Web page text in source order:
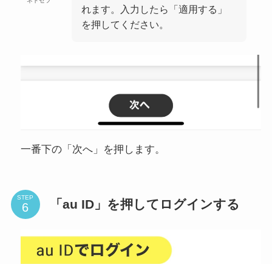
れます。入力したら「適用する」
を押してください。
一番下の「次へ」を押します。
STEP 「au ID」を押してログインする